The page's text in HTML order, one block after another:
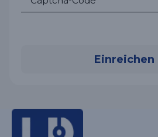
Einreichen